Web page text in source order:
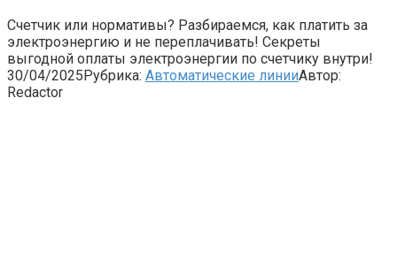
Счетчик или нормативы? Разбираемся, как платить за
электроэнергию и не переплачивать! Секреты
выгодной оплаты электроэнергии по счетчику внутри!
30/04/2025Рубрика: Автоматические линииАвтор:
Redactor